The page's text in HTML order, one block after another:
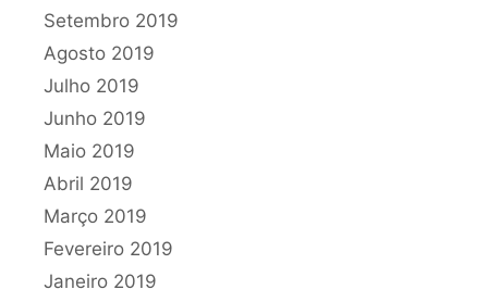
Setembro 2019
Agosto 2019
Julho 2019
Junho 2019
Maio 2019
Abril 2019
Março 2019
Fevereiro 2019
Janeiro 2019